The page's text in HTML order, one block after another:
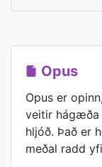
Opus
Opus er
veitir
hljóð. Það er
meðal radd